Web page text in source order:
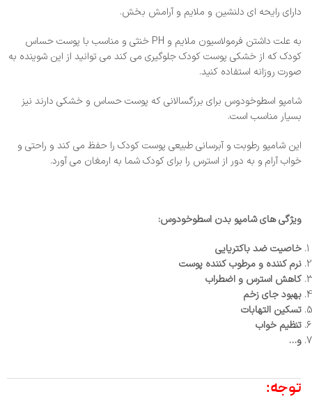
دارای رایحه ای دلنشین و ملایم و آرامش بخش.
به علت داشتن فرمولاسیون ملایم و PH خنثی و مناسب با پوست حساس
کودک که از خشکی پوست کودک جلوگیری می کند می توانید از این شوینده به
صورت روزانه استفاده کنید.
شامپو اسطوخودوس برای برزگسالانی که پوست حساس و خشکی دارند نیز
بسیار مناسب است.
این شامپو رطوبت و آبرسانی طبیعی پوست کودک را حفظ می کند و راحتی و
خواب آرام و به دور از استرس را برای کودک شما به ارمغان می آورد.
ویژگی های شامپو بدن اسطوخودوس:
خاصیت ضد باکتریایی
نرم کننده و مرطوب کننده پوست
کاهش استرس و اضطراب
بهبود جای زخم
تسکین التهابات
تنظیم خواب
و…
توجه: